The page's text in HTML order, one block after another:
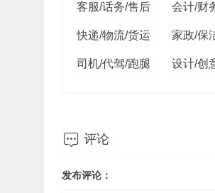
客服/话务/售后 会计/财
快递/物流/货运 家政/保
司机/代驾/跑腿 设计/创
 评论
发布评论：